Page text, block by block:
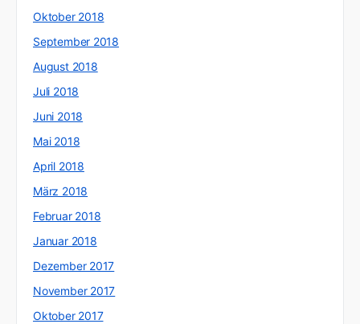
Oktober 2018
September 2018
August 2018
Juli 2018
Juni 2018
Mai 2018
April 2018
März 2018
Februar 2018
Januar 2018
Dezember 2017
November 2017
Oktober 2017